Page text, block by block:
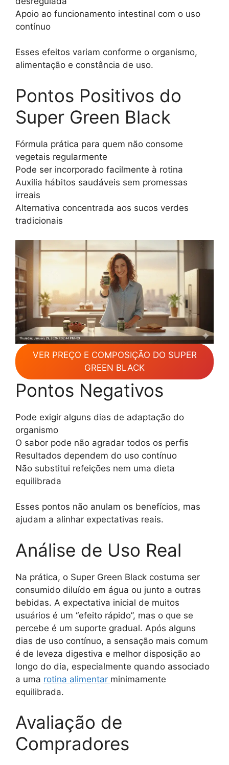
Apoio ao funcionamento intestinal com o uso
contínuo
Esses efeitos variam conforme o organismo,
alimentação e constância de uso.
Pontos Positivos do
Super Green Black
Fórmula prática para quem não consome
vegetais regularmente
Pode ser incorporado facilmente à rotina
Auxilia hábitos saudáveis sem promessas
irreais
Alternativa concentrada aos sucos verdes
tradicionais
VER PREÇO E COMPOSIÇÃO DO SUPER
GREEN BLACK
Pontos Negativos
Pode exigir alguns dias de adaptação do
organismo
O sabor pode não agradar todos os perfis
Resultados dependem do uso contínuo
Não substitui refeições nem uma dieta
equilibrada
Esses pontos não anulam os benefícios, mas
ajudam a alinhar expectativas reais.
Análise de Uso Real
Na prática, o Super Green Black costuma ser
consumido diluído em água ou junto a outras
bebidas. A expectativa inicial de muitos
usuários é um “efeito rápido”, mas o que se
percebe é um suporte gradual. Após alguns
dias de uso contínuo, a sensação mais comum
é de leveza digestiva e melhor disposição ao
longo do dia, especialmente quando associado
a uma rotina alimentar minimamente
equilibrada.
Avaliação de
Compradores